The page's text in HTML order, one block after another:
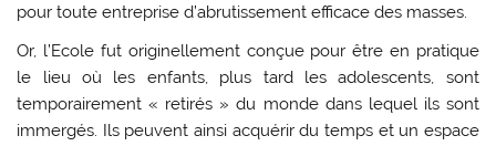
pour toute entreprise d’abrutissement efficace des masses.
Or, l’Ecole fut originellement conçue pour être en pratique
le lieu où les enfants, plus tard les adolescents, sont
temporairement « retirés » du monde dans lequel ils sont
immergés. Ils peuvent ainsi acquérir du temps et un espace